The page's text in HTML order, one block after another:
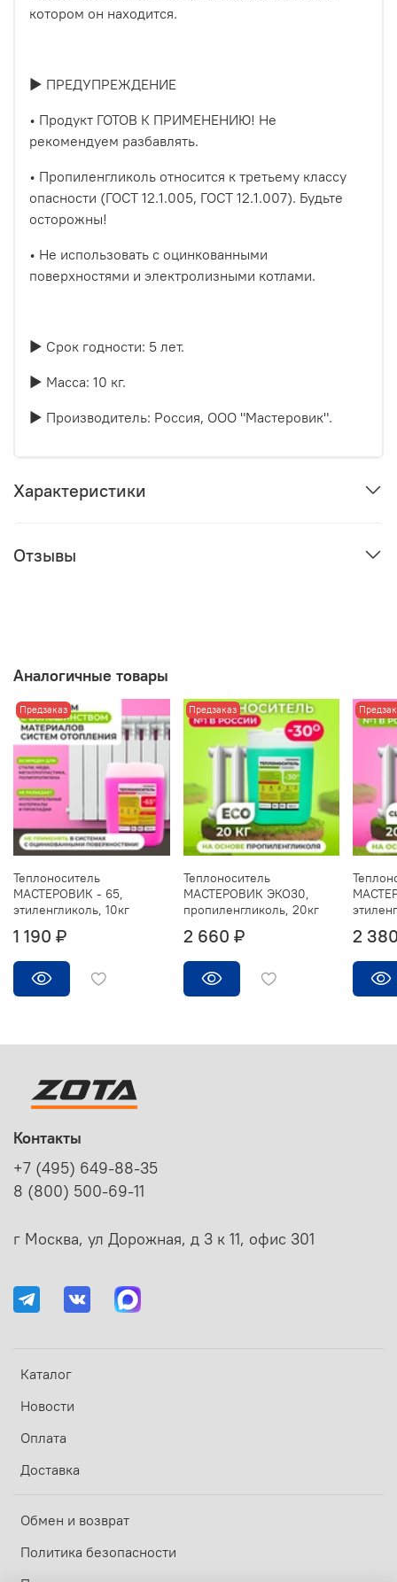
котором он находится.
► ПРЕДУПРЕЖДЕНИЕ
• Продукт ГОТОВ К ПРИМЕНЕНИЮ! Не
рекомендуем разбавлять.
• Пропиленгликоль относится к третьему классу
опасности (ГОСТ 12.1.005, ГОСТ 12.1.007). Будьте
осторожны!
• Не использовать с оцинкованными
поверхностями и электролизными котлами.
► Срок годности: 5 лет.
► Масса: 10 кг.
► Производитель: Россия, ООО "Мастеровик".
Характеристики
Отзывы
Аналогичные товары
Предзаказ
Теплоноситель
МАСТЕРОВИК - 65,
этиленгликоль, 10кг
1 190 ₽
Предзаказ
Теплоноситель
МАСТЕРОВИК ЭКО30,
пропиленгликоль, 20кг
2 660 ₽ 2
Каталог
Новости
Оплата
Доставка
Обмен и возврат
Политика безопасности
Контакты
+7 (495) 649-88-35
8 (800) 500-69-11
г Москва, ул Дорожная, д 3 к 11, офис 301